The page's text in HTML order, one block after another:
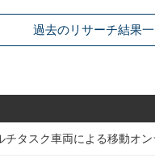
過去のリサーチ結果
チタスク車両による移動オ